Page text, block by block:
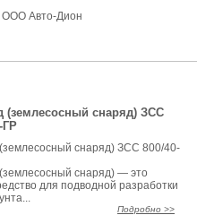
ООО Авто-Дион
(землесосный снаряд) ЗСС
ГР
снаряд) ЗСС 800/40-
снаряд) — это
для подводной разработки
Подробно >>